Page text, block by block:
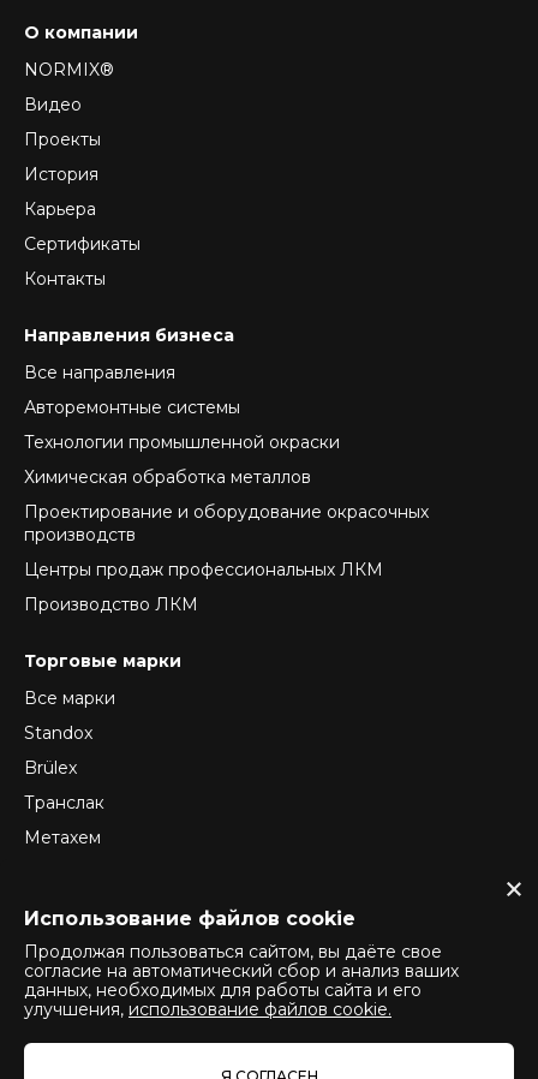
О компании
NORMIX®
Видео
Проекты
История
Карьера
Сертификаты
Контакты
Направления бизнеса
Все направления
Авторемонтные системы
Технологии промышленной окраски
Химическая обработка металлов
Проектирование и оборудование окрасочных
производств
Центры продаж профессиональных ЛКМ
Производство ЛКМ
Торговые марки
Все марки
Standox
Brülex
Транслак
Метахем
Normex
Политика конфиденциальности
Политика использования cookie
Политика оператора обработки персональных данных
Использование файлов cookie
Продолжая пользоваться сайтом, вы даёте свое
согласие на автоматический сбор и анализ ваших
данных, необходимых для работы сайта и его
улучшения, использование файлов cookie.